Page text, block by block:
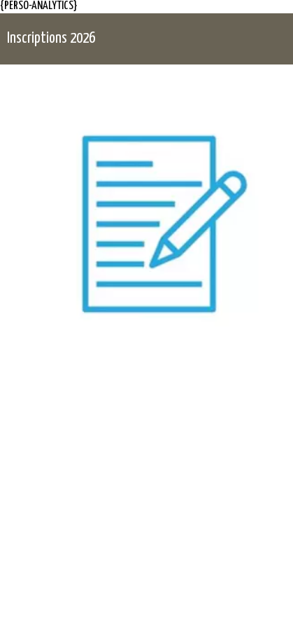
{PERSO-ANALYTICS}
Inscriptions 2026